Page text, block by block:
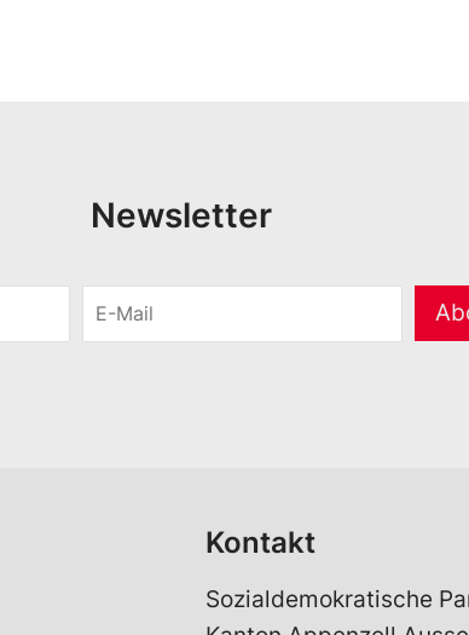
Newsletter
M
Kontakt
Sozialdemokratische